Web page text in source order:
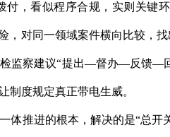
，看似程序合规，实则关键
，对同一领域案件横向比较，
监察建议“提出—督办—反馈—
制度规定真正带电生威。
体推进的根本，解决的是“总